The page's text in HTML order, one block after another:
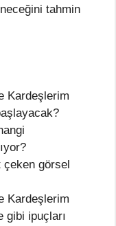
tahmin
Kardeşlerim
çeken görsel
Kardeşlerim
gibi ipuçları